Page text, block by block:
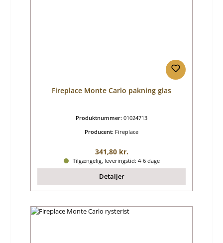
Fireplace Monte Carlo pakning glas
Produktnummer: 01024713
Producent: Fireplace
Almindelig pris:
341,80 kr.
Tilgængelig, leveringstid: 4-6 dage
Detaljer